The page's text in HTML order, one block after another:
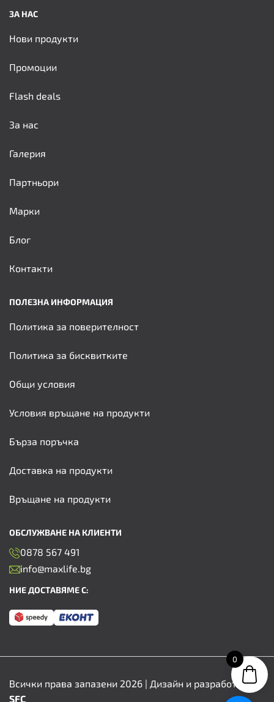
ЗА НАС
Нови продукти
Промоции
Flash deals
За нас
Галерия
Партньори
Марки
Блог
Контакти
ПОЛЕЗНА ИНФОРМАЦИЯ
Политика за поверителност
Политика за бисквитките
Общи условия
Условия връщане на продукти
Бърза поръчка
Доставка на продукти
Връщане на продукти
ОБСЛУЖВАНЕ НА КЛИЕНТИ
0878 567 491
info@maxlife.bg
НИЕ ДОСТАВЯМЕ С:
Всички права запазени 2026 | Дизайн и разработка от
SFC
0